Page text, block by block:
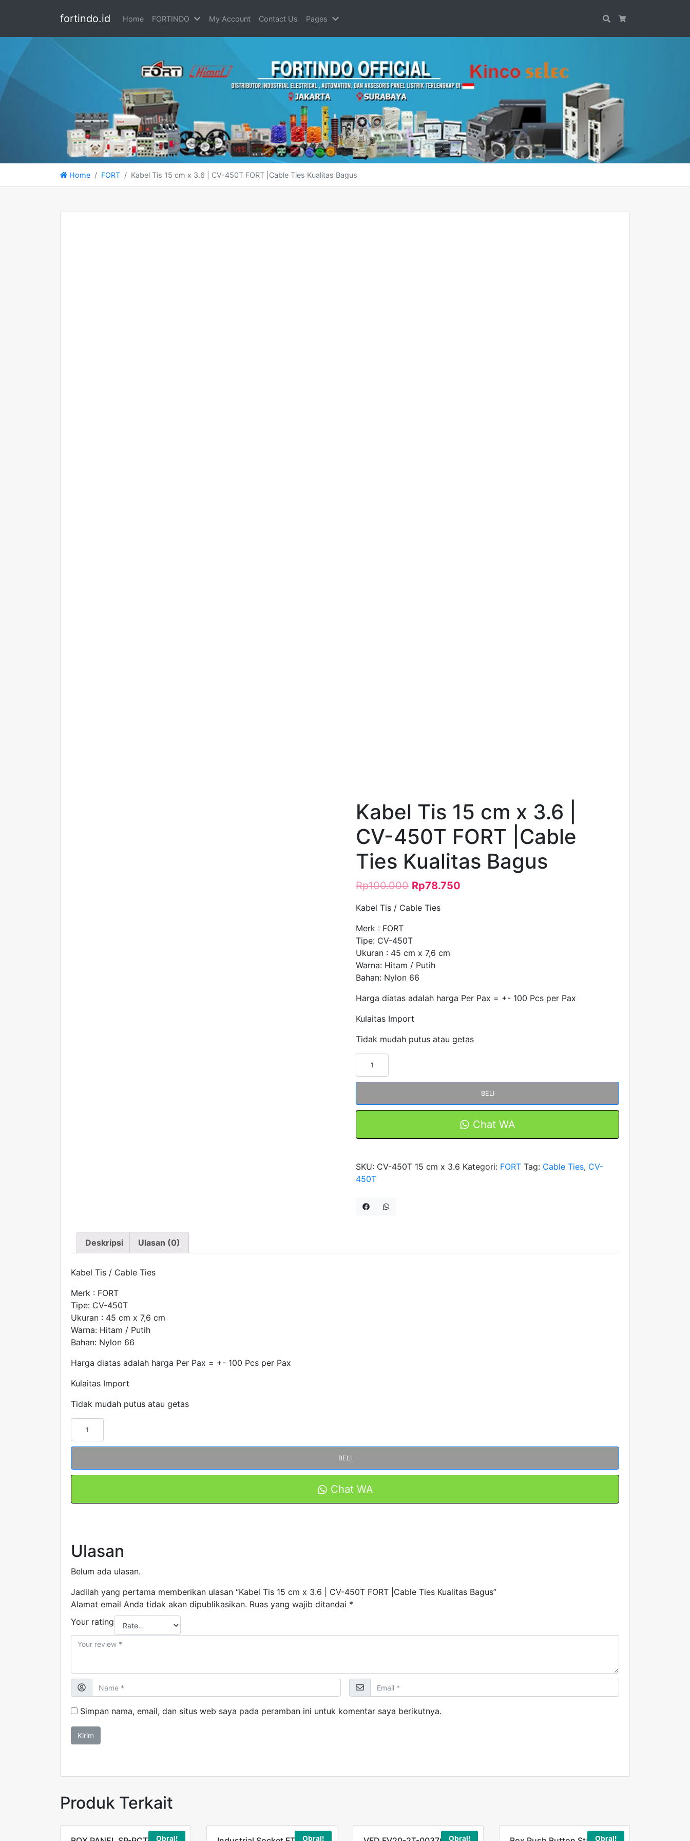
fortindo.id Home FORTINDO My Account Contact Us Pages Search
Home FORT Kabel Tis 15 cm x 3.6 | CV-450T FORT |Cable Ties Kualitas Bagus
Kabel Tis 15 cm x 3.6 |
CV-450T FORT |Cable
Ties Kualitas Bagus
Rp100.000 Rp78.750
Kabel Tis / Cable Ties
Merk : FORT
Tipe: CV-450T
Ukuran : 45 cm x 7,6 cm
Warna: Hitam / Putih
Bahan: Nylon 66
Harga diatas adalah harga Per Pax = +- 100 Pcs per Pax
Kulaitas Import
Tidak mudah putus atau getas
Tis
cm
450T
FORT
Ties
BELI
Chat WA
SKU: CV-450T 15 cm x 3.6 Kategori: FORT Tag: Cable Ties, CV-
450T
Deskripsi Ulasan (0)
Kabel Tis / Cable Ties
Merk : FORT
Tipe: CV-450T
Ukuran : 45 cm x 7,6 cm
Warna: Hitam / Putih
Bahan: Nylon 66
Harga diatas adalah harga Per Pax = +- 100 Pcs per Pax
Kulaitas Import
Tidak mudah putus atau getas
Kuantitas
Tis
cm
FORT
|Cable
Ties
Bagus
BELI
Chat WA
Ulasan
Belum ada ulasan.
Jadilah yang pertama memberikan ulasan “Kabel Tis 15 cm x 3.6 | CV-450T FORT |Cable Ties Kualitas Bagus”
Alamat email Anda tidak akan dipublikasikan. Ruas yang wajib ditandai *
Your rating
Simpan nama, email, dan situs web saya pada peramban ini untuk komentar saya berikutnya.
Produk Terkait
Obral! Obral! Obral! Obral!